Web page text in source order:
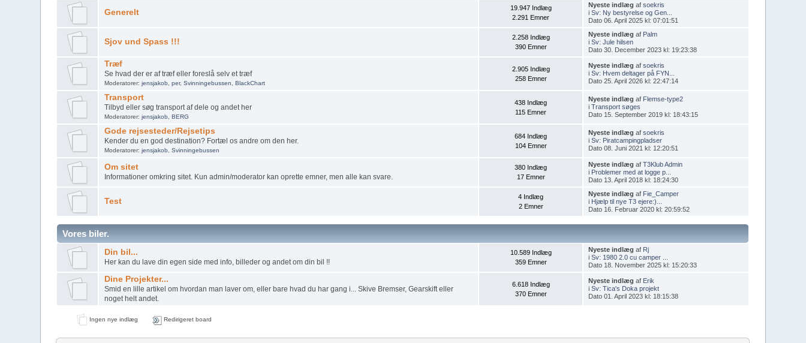
Generelt
19.947 Indlæg
2.291 Emner
Nyeste indlæg af soekris
i Sv: Ny bestyrelse og Gen...
Dato 06. April 2025 kl: 07:01:51
Sjov und Spass !!!
2.258 Indlæg
390 Emner
Nyeste indlæg af Palm
i Sv: Jule hilsen
Dato 30. December 2023 kl: 19:23:38
Træf
Se hvad der er af træf eller foreslå selv et træf
Moderatorer: jensjakob per, Svinningebussen BlackChart
2.905 Indlæg
258 Emner
Nyeste indlæg af soekris
i Sv: Hvem deltager på FYN...
Dato 25. April 2026 kl: 22:47:14
Transport
Tilbyd eller søg transport af dele og andet her
Moderatorer: jensjakob BERG
438 Indlæg
115 Emner
Nyeste indlæg af Flemse-type2
i Transport søges
Dato 15. September 2019 kl: 18:43:15
Gode rejsesteder/Rejsetips
Kender du en god destination? Fortæl os andre om den her.
Moderatorer: jensjakob Svinningebussen
684 Indlæg
104 Emner
Nyeste indlæg af soekris
i Sv: Piratcampingpladser
Dato 08. Juni 2021 kl: 12:20:51
Om sitet
Informationer omkring sitet. Kun admin/moderator kan oprette emner, men alle kan svare.
380 Indlæg
17 Emner
Nyeste indlæg af T3Klub Admin
i Problemer med at logge p...
Dato 13. April 2018 kl: 18:24:30
Test
4 Indlæg
2 Emner
Nyeste indlæg af Fie_Camper
i Hjælp til nye T3 ejere:)...
Dato 16. Februar 2020 kl: 20:59:52
Vores biler.
Din bil...
Her kan du lave din egen side med info, billeder og andet om din bil !!
10.589 Indlæg
359 Emner
Nyeste indlæg af Rj
i Sv: 1980 2.0 cu camper ...
Dato 18. November 2025 kl: 15:20:33
Dine Projekter...
Smid en lille artikel om hvordan man laver om, eller bare hvad du har gang i... Skive Bremser, Gearskift eller
noget helt andet.
6.618 Indlæg
370 Emner
Nyeste indlæg af Erik
i Sv: Tica's Doka projekt
Dato 01. April 2023 kl: 18:15:38
Ingen nye indlæg Redirigeret board